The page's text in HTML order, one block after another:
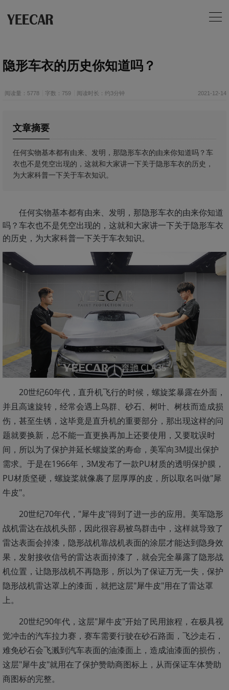
隐形车衣的历史你知道吗？
阅读量：5778 字数：759 阅读时长：约3分钟 2021-12-14
文章摘要
任何实物基本都有由来、发明，那隐形车衣的由来你知道吗？车
衣也不是凭空出现的，这就和大家讲一下关于隐形车衣的历史，
为大家科普一下关于车衣知识。
任何实物基本都有由来、发明，那隐形车衣的由来你知道
吗？车衣也不是凭空出现的，这就和大家讲一下关于隐形车衣
的历史，为大家科普一下关于车衣知识。
20世纪60年代，直升机飞行的时候，螺旋桨暴露在外面，
并且高速旋转，经常会遇上鸟群、砂石、树叶、树枝而造成损
伤，甚至生锈，这毕竟是直升机的重要部分，那出现这样的问
题就要换新，总不能一直更换再加上还要使用，又要耽误时
间，所以为了保护并延长螺旋桨的寿命，美军向3M提出保护
需求。于是在1966年，3M发布了一款PU材质的透明保护膜，
PU材质坚硬，螺旋桨就像裹了层厚厚的皮，所以取名叫做"犀
牛皮"。
20世纪70年代，"犀牛皮"得到了进一步的应用。美军隐形
战机雷达在战机头部，因此很容易被鸟群击中，这样就导致了
雷达表面会掉漆，隐形战机靠战机表面的涂层才能达到隐身效
果，发射接收信号的雷达表面掉漆了，就会完全暴露了隐形战
机位置，让隐形战机不再隐形，所以为了保证万无一失，保护
隐形战机雷达罩上的漆面，就把这层"犀牛皮"用在了雷达罩
上。
20世纪90年代，这层"犀牛皮"开始了民用旅程，在极具视
觉冲击的汽车拉力赛，赛车需要行驶在砂石路面，飞沙走石，
难免砂石会飞溅到汽车表面的油漆面上，造成油漆面的损伤，
这层"犀牛皮"就用在了保护赞助商图标上，从而保证车体赞助
商图标的完整。